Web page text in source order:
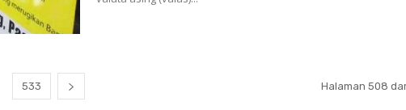
533 Halaman 508